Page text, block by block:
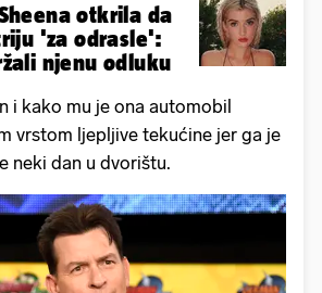
otkrila da
'za odrasle':
njenu odluku
i kako mu je ona automobil
vrstom ljepljive tekućine jer ga je
neki dan u dvorištu.